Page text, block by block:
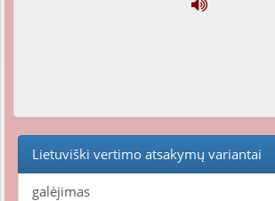
Lietuviški vertimo atsakymų variantai
galėjimas